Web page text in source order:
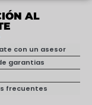
AL
con un asesor
garantias
frecuentes